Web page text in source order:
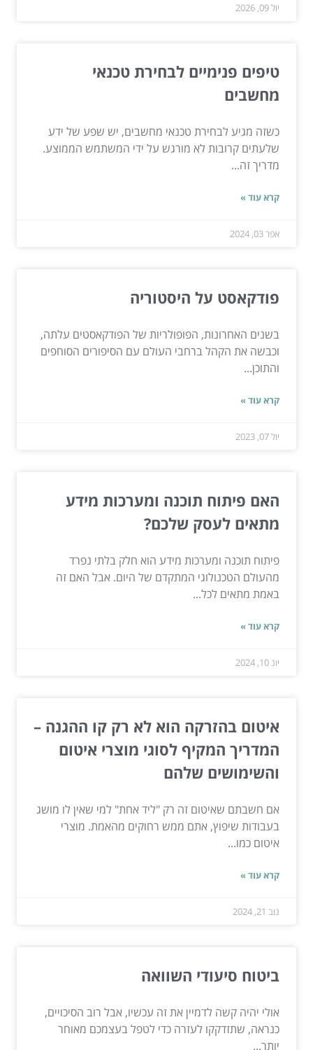
יול 09, 2026
טיפים פנימיים לבחירת טכנאי
מחשבים
כשזה מגיע לבחירת טכנאי מחשבים, יש שפע של ידע
שלעתים קרובות לא מורגש על ידי המשתמש הממוצע.
מדריך זה...
קרא עוד »
אפר 03, 2024
פודקאסט על היסטוריה
בשנים האחרונות, הפופולריות של הפודקאסטים עלתה,
וכבשה את הקהל ברחבי העולם עם הסיפורים הסוחפים
והתוכן...
קרא עוד »
יול 07, 2023
האם פיתוח תוכנה ומערכות מידע
מתאים לעסק שלכם?
פיתוח תוכנה ומערכות מידע הוא חלק בלתי נפרד
מהעולם הטכנולוגי המתקדם של היום. אבל האם זה
באמת מתאים לכל...
קרא עוד »
יונ 10, 2024
איטום בהזרקה הוא לא רק קו ההגנה –
המדריך המקיף לסוגי מוצרי איטום
והשימושים שלהם
אם חשבתם שאיטום זה רק "ליד אחת" למי שאין לו מושג
בעבודות שיפוץ, אתם ממש רחוקים מהאמת. מוצרי
איטום כמו...
קרא עוד »
נוב 21, 2024
ביטוח סיעודי השוואה
אולי יהיה קשה לדמיין את זה עכשיו, אבל רוב הסיכויים,
כנראה, שתזדקקו לעזרה כדי לטפל בעצמכם מאוחר
יותר...